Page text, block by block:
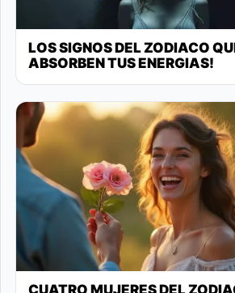
LOS SIGNOS DEL ZODIACO
ABSORBEN TUS ENERGIAS!